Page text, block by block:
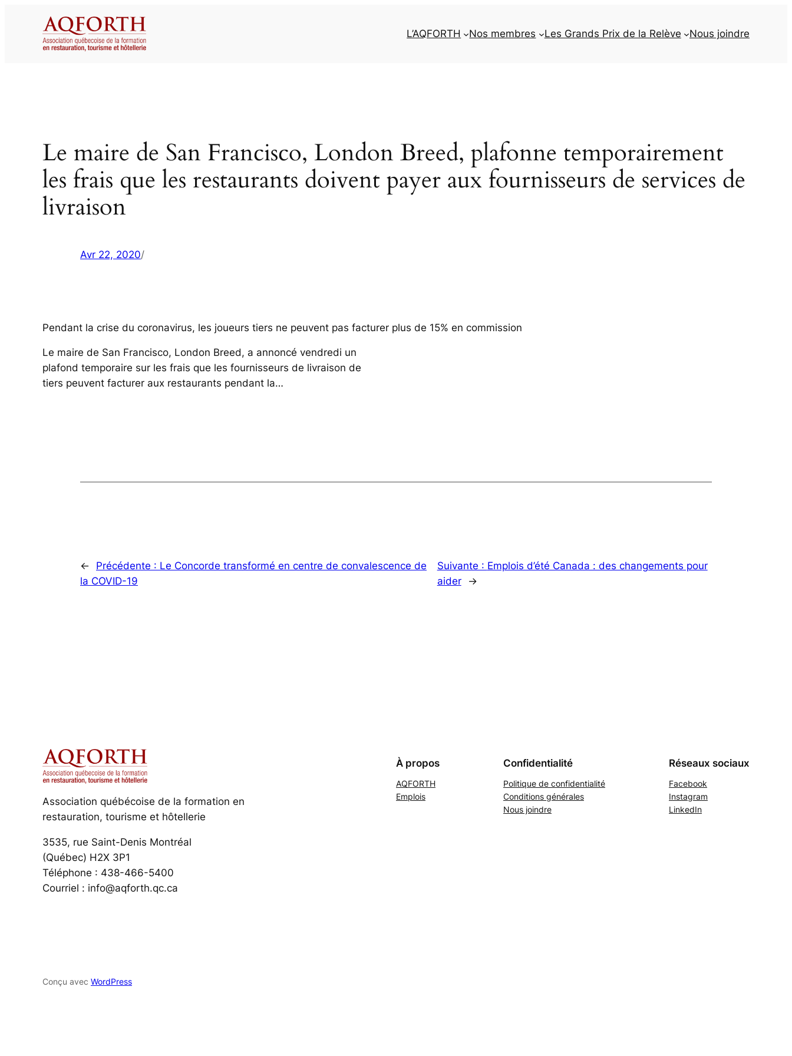
L’AQFORTH Nos membres Les Grands Prix de la Relève Nous joindre
Le maire de San Francisco, London Breed, plafonne temporairement
les frais que les restaurants doivent payer aux fournisseurs de services de
livraison
Avr 22, 2020/
Pendant la crise du coronavirus, les joueurs tiers ne peuvent pas facturer plus de 15% en commission
Le maire de San Francisco, London Breed, a annoncé vendredi un
plafond temporaire sur les frais que les fournisseurs de livraison de
tiers peuvent facturer aux restaurants pendant la…
← Précédente : Le Concorde transformé en centre de convalescence de
la COVID-19
Suivante : Emplois d’été Canada : des changements pour
aider
→
Association québécoise de la formation en
restauration, tourisme et hôtellerie
3535, rue Saint-Denis Montréal
(Québec) H2X 3P1
Téléphone : 438-466-5400
Courriel : info@aqforth.qc.ca
À propos
AQFORTH
Emplois
Confidentialité
Politique de confidentialité
Conditions générales
Nous joindre
Réseaux sociaux
Facebook
Instagram
LinkedIn
Conçu avec WordPress